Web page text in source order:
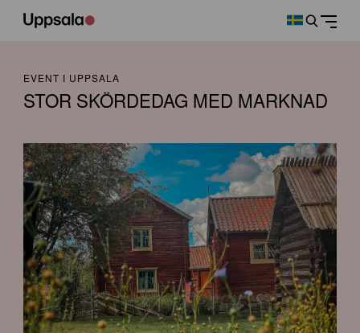
EVENT I UPPSALA
STOR SKÖRDEDAG MED MARKNAD